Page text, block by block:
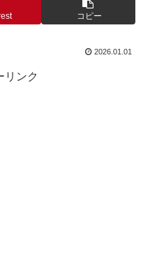
コピー
2026.01.01
リンク